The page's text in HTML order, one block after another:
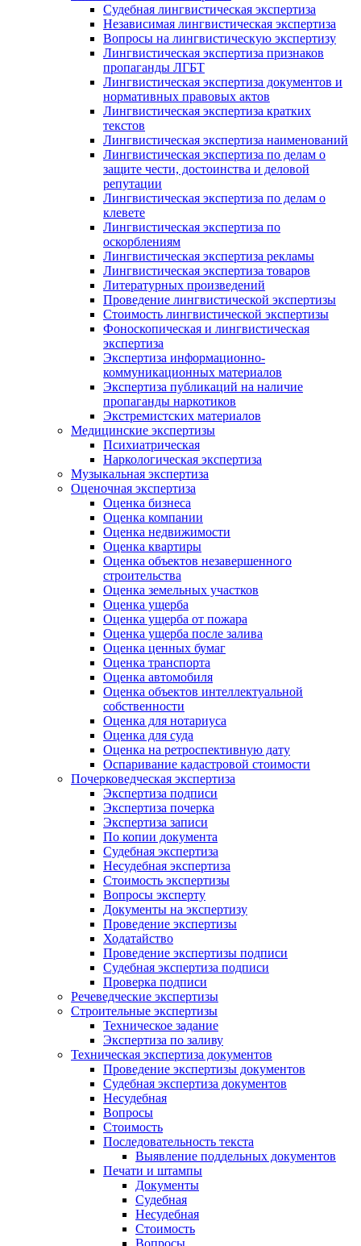
Судебная лингвистическая экспертиза
Независимая лингвистическая экспертиза
Вопросы на лингвистическую экспертизу
Лингвистическая экспертиза признаков
пропаганды ЛГБТ
Лингвистическая экспертиза документов и
нормативных правовых актов
Лингвистическая экспертиза кратких
текстов
Лингвистическая экспертиза наименований
Лингвистическая экспертиза по делам о
защите чести, достоинства и деловой
репутации
Лингвистическая экспертиза по делам о
клевете
Лингвистическая экспертиза по
оскорблениям
Лингвистическая экспертиза рекламы
Лингвистическая экспертиза товаров
Литературных произведений
Проведение лингвистической экспертизы
Стоимость лингвистической экспертизы
Фоноскопическая и лингвистическая
экспертиза
Экспертиза информационно-
коммуникационных материалов
Экспертиза публикаций на наличие
пропаганды наркотиков
Экстремистских материалов
Медицинские экспертизы
Психиатрическая
Наркологическая экспертиза
Музыкальная экспертиза
Оценочная экспертиза
Оценка бизнеса
Оценка компании
Оценка недвижимости
Оценка квартиры
Оценка объектов незавершенного
строительства
Оценка земельных участков
Оценка ущерба
Оценка ущерба от пожара
Оценка ущерба после залива
Оценка ценных бумаг
Оценка транспорта
Оценка автомобиля
Оценка объектов интеллектуальной
собственности
Оценка для нотариуса
Оценка для суда
Оценка на ретроспективную дату
Оспаривание кадастровой стоимости
Почерковедческая экспертиза
Экспертиза подписи
Экспертиза почерка
Экспертиза записи
По копии документа
Судебная экспертиза
Несудебная экспертиза
Стоимость экспертизы
Вопросы эксперту
Документы на экспертизу
Проведение экспертизы
Ходатайство
Проведение экспертизы подписи
Судебная экспертиза подписи
Проверка подписи
Речеведческие экспертизы
Строительные экспертизы
Техническое задание
Экспертиза по заливу
Техническая экспертиза документов
Проведение экспертизы документов
Судебная экспертиза документов
Несудебная
Вопросы
Стоимость
Последовательность текста
Выявление поддельных документов
Печати и штампы
Документы
Судебная
Несудебная
Стоимость